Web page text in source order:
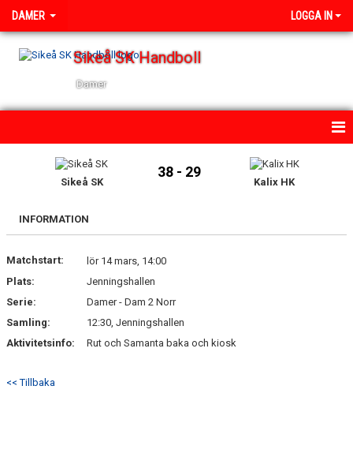
DAMER LOGGA IN
Sikeå SK Handboll
Damer
KALENDER
TRUPPEN
BILDGALLERI
Sikeå SK
38 - 29
Kalix HK
INFORMATION
Matchstart:
lör 14 mars, 14:00
Plats:
Jenningshallen
Serie:
Damer - Dam 2 Norr
Samling:
12:30, Jenningshallen
Aktivitetsinfo:
Rut och Samanta baka och kiosk
<< Tillbaka